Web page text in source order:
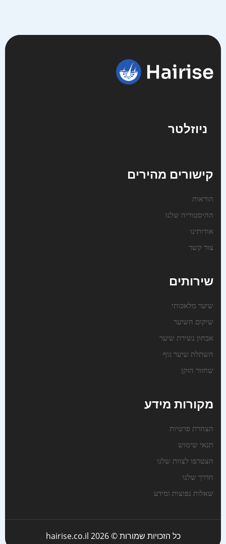
ניוזלטר
קישורים מהירים
הוראות
ההיסטוריה שלנו
אודותינו
צור קשר
שירותים
שיער מלאכותי
שיקום השיער
אבחון נשירת שיער
השתלת שיער גוף
שחזור הזקן
מקורות מידע
הצהרת פרטיות
תנאי שימוש
הצטרפו לצוות שלנו
הדרך שלנו
שאלות נפוצות ומידע
כל הזכויות שמורות © 2026 hairise.co.il